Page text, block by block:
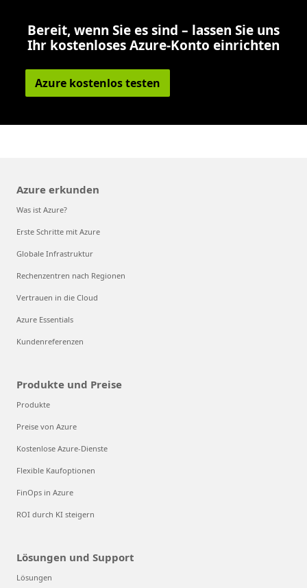
Bereit, wenn Sie es sind – lassen Sie uns
Ihr kostenloses Azure-Konto einrichten
Azure kostenlos testen
Azure erkunden
Was ist Azure?
Erste Schritte mit Azure
Globale Infrastruktur
Rechenzentren nach Regionen
Vertrauen in die Cloud
Azure Essentials
Kundenreferenzen
Produkte und Preise
Produkte
Preise von Azure
Kostenlose Azure-Dienste
Flexible Kaufoptionen
FinOps in Azure
ROI durch KI steigern
Lösungen und Support
Lösungen